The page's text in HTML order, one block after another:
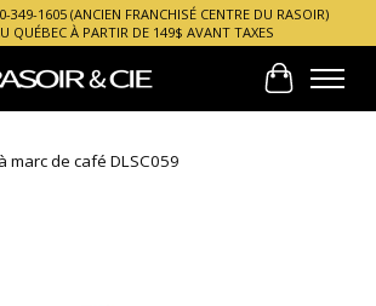
349-1605 (ANCIEN FRANCHISÉ CENTRE DU RASOIR)
QUÉBEC À PARTIR DE 149$ AVANT TAXES
Panier
marc de café DLSC059